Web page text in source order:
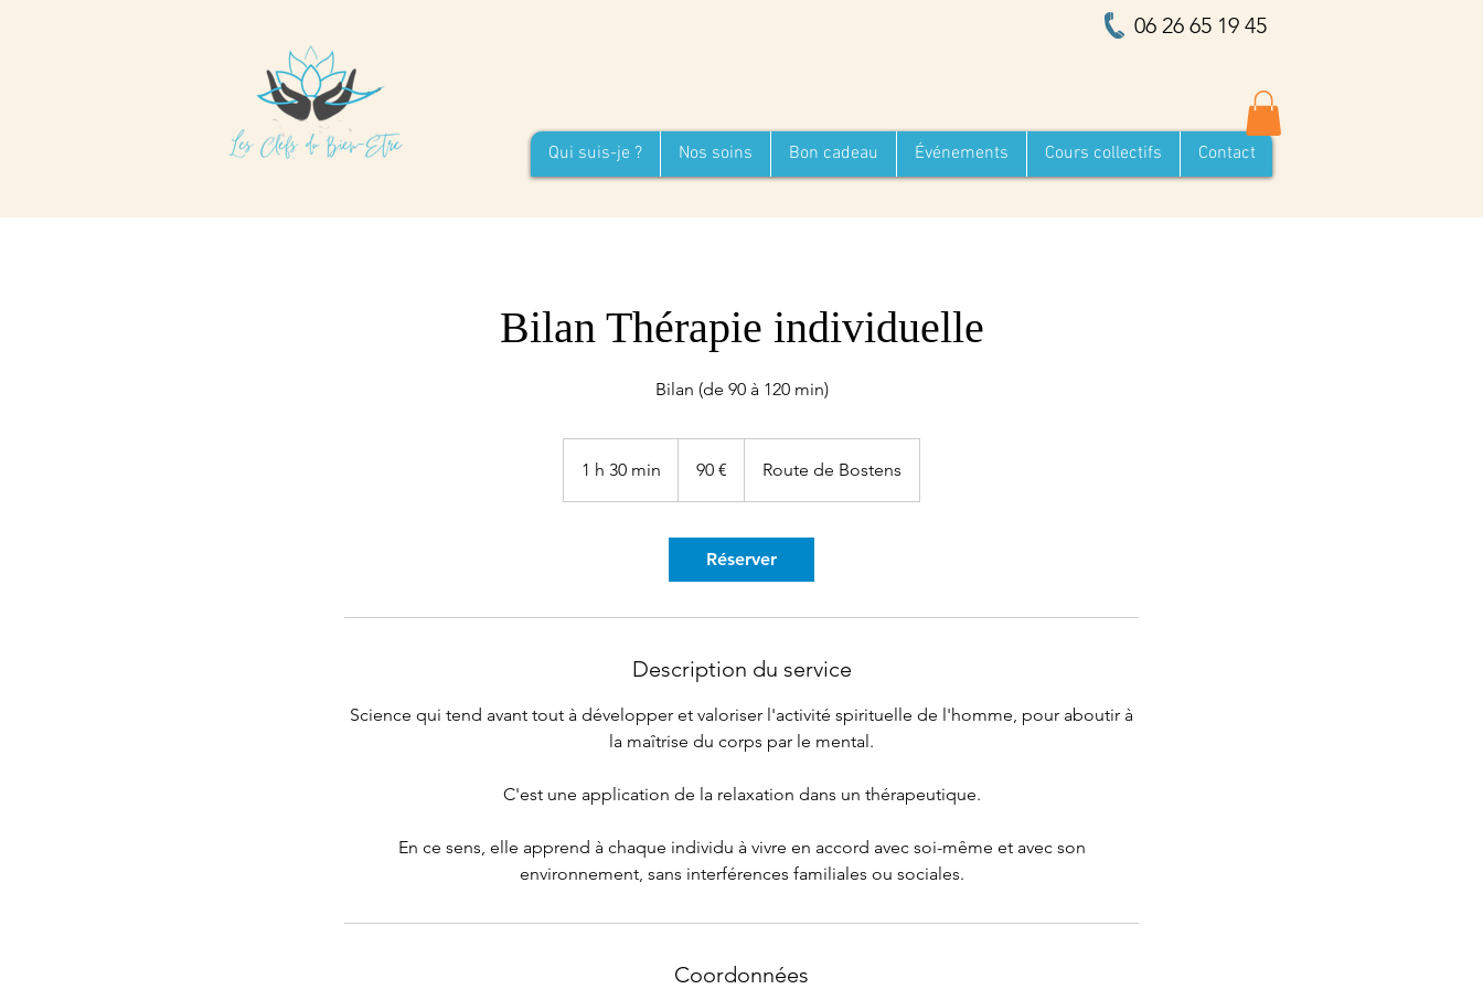
06 26 65 19 45
Qui suis-je ? Nos soins Bon cadeau Événements Cours collectifs Contact
Bilan Thérapie individuelle
Bilan (de 90 à 120 min)
1 h 30 min 90 € Route de Bostens
Réserver
Description du service
Science qui tend avant tout à développer et valoriser l'activité spirituelle de l'homme, pour aboutir à
la maîtrise du corps par le mental.
C'est une application de la relaxation dans un thérapeutique.
En ce sens, elle apprend à chaque individu à vivre en accord avec soi-même et avec son
environnement, sans interférences familiales ou sociales.
Coordonnées